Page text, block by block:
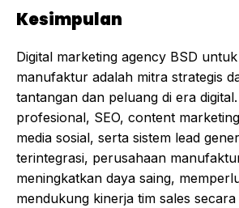
Kesimpulan
Digital marketing agency BSD
manufaktur adalah mitra strategis
tantangan dan peluang di era
profesional, SEO, content
media sosial, serta sistem lead
terintegrasi, perusahaan
meningkatkan daya saing,
mendukung kinerja tim sales secara